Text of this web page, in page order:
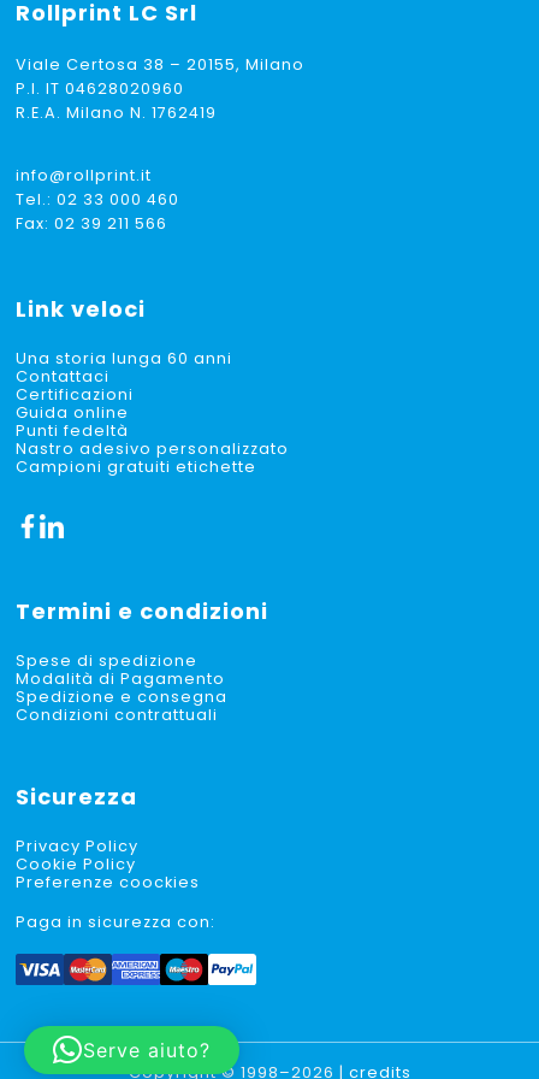
Rollprint LC Srl
Viale Certosa 38 – 20155, Milano
P.I. IT 04628020960
R.E.A. Milano N. 1762419
info@rollprint.it
Tel.:02 33 000 460
Fax: 02 39 211 566
Link veloci
Una storia lunga 60 anni
Contattaci
Certificazioni
Guida online
Punti fedeltà
Nastro adesivo personalizzato
Campioni gratuiti etichette
Termini e condizioni
Spese di spedizione
Modalità di Pagamento
Spedizione e consegna
Condizioni contrattuali
Sicurezza
Privacy Policy
Cookie Policy
Preferenze coockies
Paga in sicurezza con:
Copyright © 1998–2026 | credits
Serve aiuto?